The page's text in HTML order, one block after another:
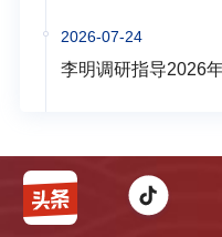
2026-07-24
李明调研指导2026